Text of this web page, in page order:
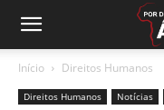
Início Direitos Humanos
Direitos Humanos Notícias